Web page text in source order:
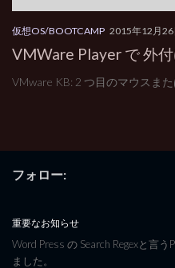
仮想OS/BOOTCAMP 2015年12月26
VMWare Player で 外
VMware KB: 2 つ目のマウスま
フォロー:
重要なお知らせ
Word Press の Search Regexと言
ました。